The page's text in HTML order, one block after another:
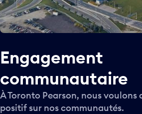
Engagement
communautaire
À Toronto Pearson, nous
positif sur nos communautés.